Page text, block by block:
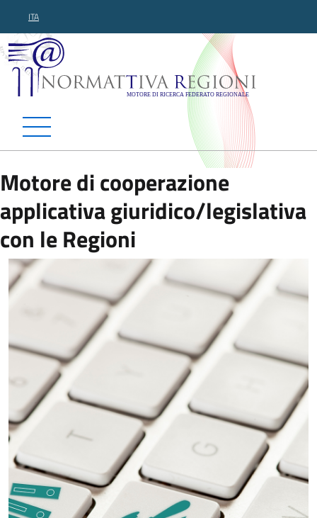
ITA
Normattiva Regioni -
Motore di cooperazione
applicativa giuridico/legislativa
con le Regioni